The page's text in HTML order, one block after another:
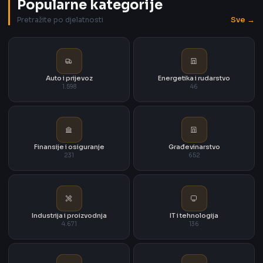
Popularne kategorije
Pretražite po djelatnosti Sve →
Auto i prijevoz
1.598
Energetika i rudarstvo
46
Finansije i osiguranje
231
Građevinarstvo
652
Industrija i proizvodnja
4.671
IT i tehnologija
136